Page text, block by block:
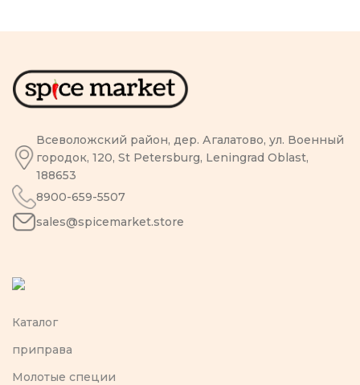
Всеволожский район, дер. Агалатово, ул. Военный
городок, 120, St Petersburg, Leningrad Oblast,
188653
8900-659-5507
sales@spicemarket.store
Каталог
приправа
Молотые специи